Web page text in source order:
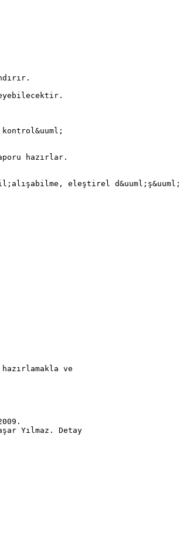
hazırlar.
eleştirel
ve
Yılmaz. Detay